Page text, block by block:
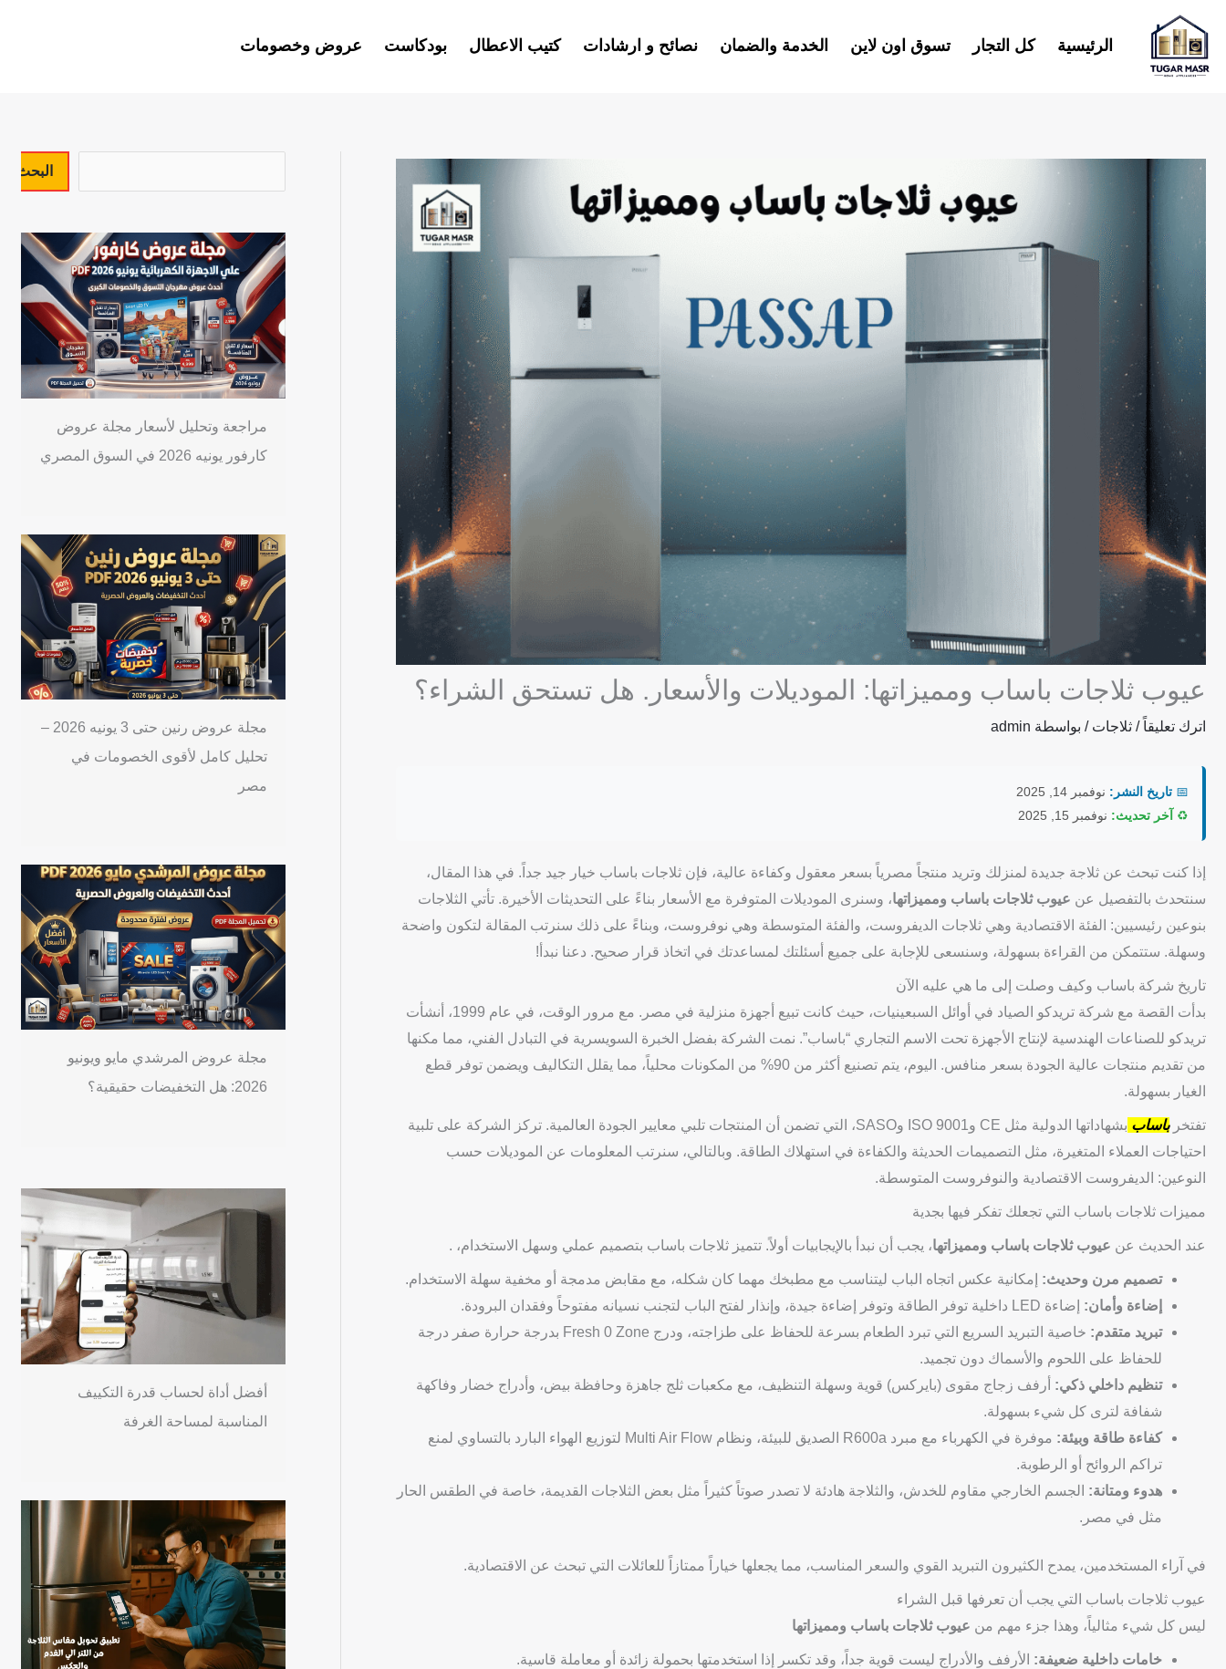
إلى
المحتوى
الرئيسية كل التجار تسوق اون لاين الخدمة والضمان نصائح و ارشادات كتيب الاعطال بودكاست عروض وخصومات
عيوب ثلاجات باساب ومميزاتها: الموديلات والأسعار. هل تستحق الشراء؟
اترك تعليقاً / ثلاجات / بواسطة admin
📅 تاريخ النشر: نوفمبر 14, 2025
♻️ آخر تحديث: نوفمبر 15, 2025
إذا كنت تبحث عن ثلاجة جديدة لمنزلك وتريد منتجاً مصرياً بسعر معقول وكفاءة عالية، فإن ثلاجات باساب خيار جيد جداً. في هذا المقال،
سنتحدث بالتفصيل عن عيوب ثلاجات باساب ومميزاتها، وسنرى الموديلات المتوفرة مع الأسعار بناءً على التحديثات الأخيرة. تأتي الثلاجات
بنوعين رئيسيين: الفئة الاقتصادية وهي ثلاجات الديفروست، والفئة المتوسطة وهي نوفروست، وبناءً على ذلك سنرتب المقالة لتكون واضحة
وسهلة. ستتمكن من القراءة بسهولة، وسنسعى للإجابة على جميع أسئلتك لمساعدتك في اتخاذ قرار صحيح. دعنا نبدأ!
تاريخ شركة باساب وكيف وصلت إلى ما هي عليه الآن
بدأت القصة مع شركة تريدكو الصياد في أوائل السبعينيات، حيث كانت تبيع أجهزة منزلية في مصر. مع مرور الوقت، في عام 1999، أنشأت
تريدكو للصناعات الهندسية لإنتاج الأجهزة تحت الاسم التجاري “باساب”. نمت الشركة بفضل الخبرة السويسرية في التبادل الفني، مما مكنها
من تقديم منتجات عالية الجودة بسعر منافس. اليوم، يتم تصنيع أكثر من 90% من المكونات محلياً، مما يقلل التكاليف ويضمن توفر قطع
الغيار بسهولة.
تفتخرباساب
بشهاداتها الدولية مثل CE وISO 9001 وSASO، التي تضمن أن المنتجات تلبي معايير الجودة العالمية. تركز الشركة على تلبية
احتياجات العملاء المتغيرة، مثل التصميمات الحديثة والكفاءة في استهلاك الطاقة. وبالتالي، سنرتب المعلومات عن الموديلات حسب
النوعين: الديفروست الاقتصادية والنوفروست المتوسطة.
مميزات ثلاجات باساب التي تجعلك تفكر فيها بجدية
عند الحديث عن عيوب ثلاجات باساب ومميزاتها، يجب أن نبدأ بالإيجابيات أولاً. تتميز ثلاجات باساب بتصميم عملي وسهل الاستخدام، .
تصميم مرن وحديث: إمكانية عكس اتجاه الباب ليتناسب مع مطبخك مهما كان شكله، مع مقابض مدمجة أو مخفية سهلة الاستخدام.
إضاءة وأمان: إضاءة LED داخلية توفر الطاقة وتوفر إضاءة جيدة، وإنذار لفتح الباب لتجنب نسيانه مفتوحاً وفقدان البرودة.
تبريد متقدم:
خاصية التبريد السريع التي تبرد الطعام بسرعة للحفاظ على طزاجته، ودرج Fresh 0 Zone بدرجة حرارة صفر درجة
للحفاظ على اللحوم والأسماك دون تجميد.
تنظيم داخلي ذكي: أرفف زجاج مقوى (بايركس) قوية وسهلة التنظيف، مع مكعبات ثلج جاهزة وحافظة بيض، وأدراج خضار وفاكهة
شفافة لترى كل شيء بسهولة.
كفاءة طاقة وبيئة:
موفرة في الكهرباء مع مبرد R600a الصديق للبيئة، ونظام Multi Air Flow لتوزيع الهواء البارد بالتساوي لمنع
تراكم الروائح أو الرطوبة.
هدوء ومتانة: الجسم الخارجي مقاوم للخدش، والثلاجة هادئة لا تصدر صوتاً كثيراً مثل بعض الثلاجات القديمة، خاصة في الطقس الحار
مثل في مصر.
في آراء المستخدمين، يمدح الكثيرون التبريد القوي والسعر المناسب، مما يجعلها خياراً ممتازاً للعائلات التي تبحث عن الاقتصادية.
عيوب ثلاجات باساب التي يجب أن تعرفها قبل الشراء
ليس كل شيء مثالياً، وهذا جزء مهم من عيوب ثلاجات باساب ومميزاتها
خامات داخلية ضعيفة: الأرفف والأدراج ليست قوية جداً، وقد تكسر إذا استخدمتها بحمولة زائدة أو معاملة قاسية.
ل
ح
ث
البحث
مراجعة وتحليل لأسعار مجلة عروض
كارفور يونيه 2026 في السوق المصري
مجلة عروض رنين حتى 3 يونيه 2026 –
تحليل كامل لأقوى الخصومات في
مصر
مجلة عروض المرشدي مايو ويونيو
2026: هل التخفيضات حقيقية؟
أفضل أداة لحساب قدرة التكييف
المناسبة لمساحة الغرفة